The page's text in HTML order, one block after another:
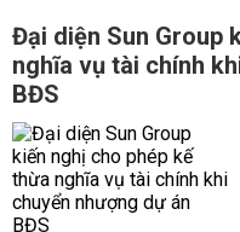
Đại diện Sun Group
nghĩa vụ tài chính
BĐS